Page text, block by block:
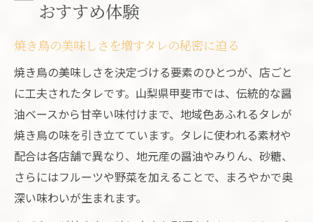
おすすめ体験
焼き鳥の美味しさを増すタレの秘密に迫る
焼き鳥の美味しさを決定づける要素のひとつが、店ごと
に工夫されたタレです。山梨県甲斐市では、伝統的な醤
油ベースから甘辛い味付けまで、地域色あふれるタレが
焼き鳥の味を引き立てています。タレに使われる素材や
配合は各店舗で異なり、地元産の醤油やみりん、砂糖、
さらにはフルーツや野菜を加えることで、まろやかで奥
深い味わいが生まれます。